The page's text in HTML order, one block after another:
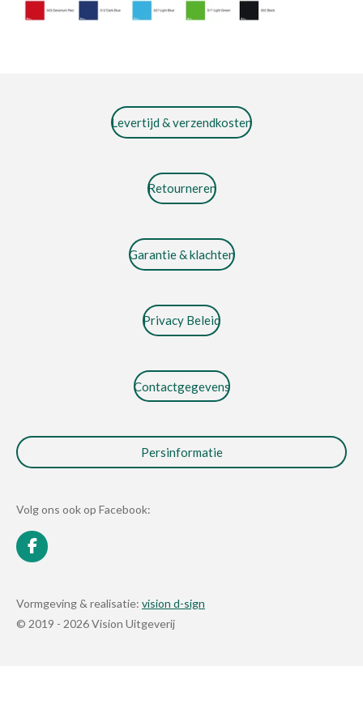
Levertijd & verzendkosten
Retourneren
Garantie & klachten
Privacy Beleid
Contactgegevens
Persinformatie
Volg ons ook op Facebook:
F
a
b
o
Vormgeving & realisatie: vision d-sign
© 2019 - 2026 Vision Uitgeverij